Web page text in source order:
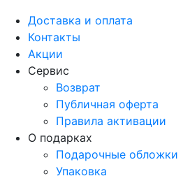
Доставка и оплата
Контакты
Акции
Сервис
Возврат
Публичная оферта
Правила активации
О подарках
Подарочные обложки
Упаковка